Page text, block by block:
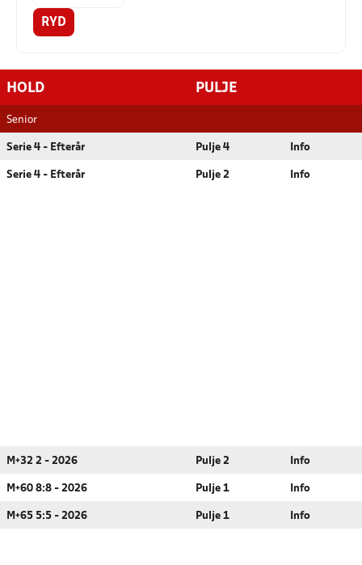
RYD
HOLD PULJE
Senior
Serie 4 - Efterår Pulje 4 Info
Serie 4 - Efterår Pulje 2 Info
M+32 2 - 2026 Pulje 2 Info
M+60 8:8 - 2026 Pulje 1 Info
M+65 5:5 - 2026 Pulje 1 Info